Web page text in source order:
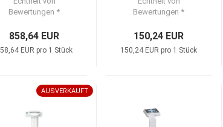
Bewertungen *
858,64 EUR
EUR pro 1 Stück
Bewertungen *
150,24 EUR
150,24 EUR pro 1 Stück
AUSVERKAUFT